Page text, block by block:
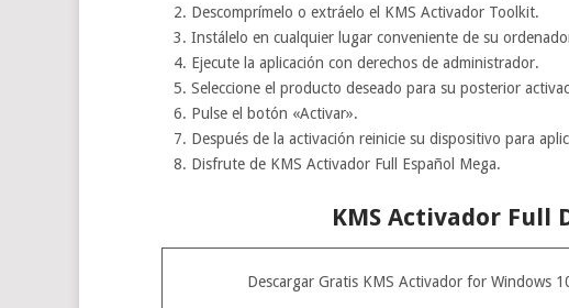
Descomprímelo o extráelo el KMS Activador Toolkit.
Instálelo en cualquier lugar conveniente de su
Ejecute la aplicación con derechos de administrador.
Seleccione el producto deseado para su posterior
Pulse el botón «Activar».
Después de la activación reinicie su dispositivo para
Disfrute de KMS Activador Full Español Mega.
KMS Activador Full
Descargar Gratis KMS Activador for Windows